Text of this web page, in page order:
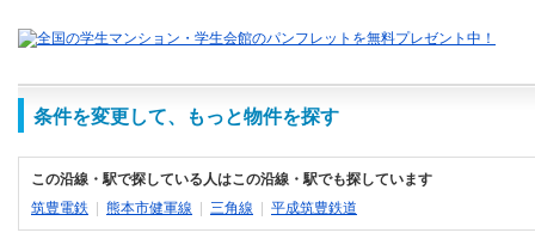
条件を変更して、もっと物件を探す
この沿線・駅で探している人はこの沿線・駅でも探しています
筑豊電鉄
熊本市健軍線 三角線 平成筑豊鉄道